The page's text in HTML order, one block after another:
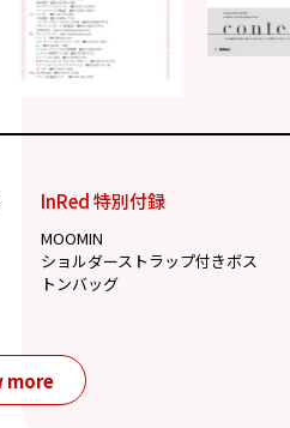
InRed 特別付録
MOOMIN
ショルダーストラップ付きボス
トンバッグ
more